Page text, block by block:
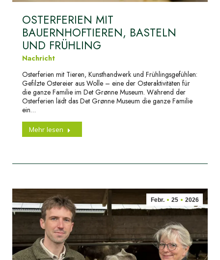
OSTERFERIEN MIT
BAUERNHOFTIEREN, BASTELN
UND FRÜHLING
Nachricht
Osterferien mit Tieren, Kunsthandwerk und Frühlingsgefühlen:
Gefilzte Ostereier aus Wolle – eine der Osteraktivitäten für
die ganze Familie im Det Grønne Museum. Während der
Osterferien lädt das Det Grønne Museum die ganze Familie
ein…
Mehr lesen
Febr. 25 2026